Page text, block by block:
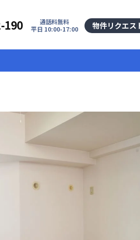
190
通話料無料
平日 10:00-17:00
物件リクエス